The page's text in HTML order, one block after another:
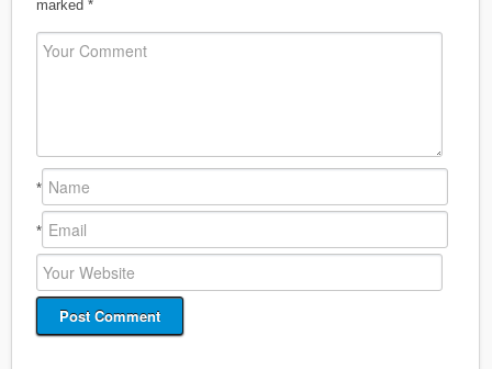
marked *
*
*